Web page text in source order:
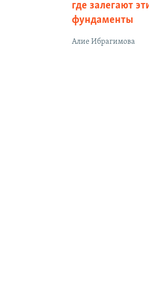
где залегают
фундаменты
Алие Ибрагимова